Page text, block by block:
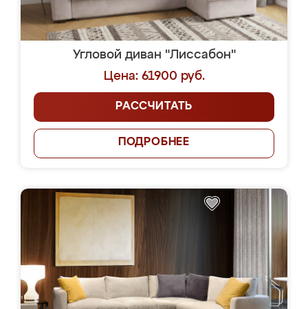
Угловой диван "Лиссабон"
Цена: 61900 руб.
РАССЧИТАТЬ
ПОДРОБНЕЕ